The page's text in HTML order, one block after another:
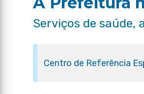
Serviços de saúde,
Centro de Referência